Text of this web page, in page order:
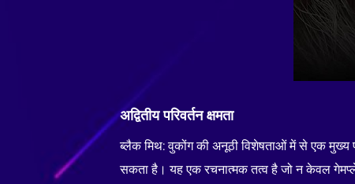
अद्वितीय परिवर्तन क्षमता
ब्लैक मिथ: वुकोंग की अनूठी विशेषताओं में से एक मुख्य
सकता है। यह एक रचनात्मक तत्व है जो न केवल गेमप्ले